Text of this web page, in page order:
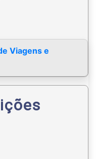
Viagens e